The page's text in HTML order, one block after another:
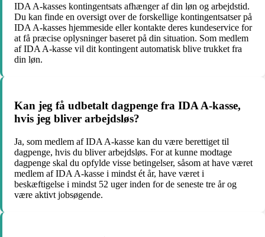
IDA A-kasses kontingentsats afhænger af din løn og arbejdstid.
Du kan finde en oversigt over de forskellige kontingentsatser på
IDA A-kasses hjemmeside eller kontakte deres kundeservice for
at få præcise oplysninger baseret på din situation. Som medlem
af IDA A-kasse vil dit kontingent automatisk blive trukket fra
din løn.
Kan jeg få udbetalt dagpenge fra IDA A-kasse,
hvis jeg bliver arbejdsløs?
Ja, som medlem af IDA A-kasse kan du være berettiget til
dagpenge, hvis du bliver arbejdsløs. For at kunne modtage
dagpenge skal du opfylde visse betingelser, såsom at have været
medlem af IDA A-kasse i mindst ét år, have været i
beskæftigelse i mindst 52 uger inden for de seneste tre år og
være aktivt jobsøgende.